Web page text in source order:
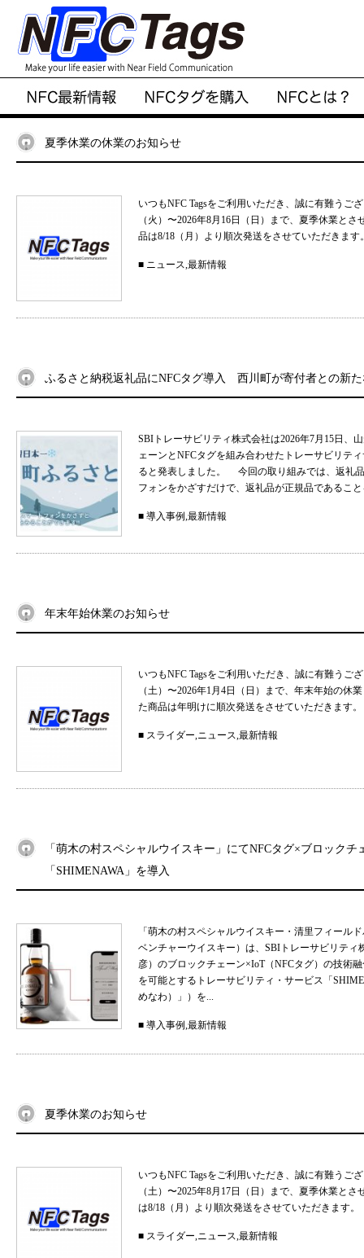
夏季休業の休業のお知らせ
いつもNFC Tagsをご利用いただき、誠に有難う
（火）〜2026年8月16日（日）まで、夏季休業と
品は8/18（月）より順次発送をさせていただきま
■ ニュース,最新情報
ふるさと納税返礼品にNFCタグ導入 西川町が寄付者との新
SBIトレーサビリティ株式会社は2026年7月15日、
ェーンとNFCタグを組み合わせたトレーサビリテ
ると発表しました。 今回の取り組みでは、返礼
フォンをかざすだけで、返礼品が正規品であるこ
■ 導入事例,最新情報
年末年始休業のお知らせ
いつもNFC Tagsをご利用いただき、誠に有難う
（土）〜2026年1月4日（日）まで、年末年始の
た商品は年明けに順次発送をさせていただきます
■ スライダー,ニュース,最新情報
「萌木の村スペシャルウイスキー」にてNFCタグ×ブロックチ
「SHIMENAWA」を導入
「萌木の村スペシャルウイスキー・清里フィール
ベンチャーウイスキー）は、SBIトレーサビリテ
彦）のブロックチェーン×IoT（NFCタグ）の技術
を可能とするトレーサビリティ・サービス「
めなわ）」）を...
■ 導入事例,最新情報
夏季休業のお知らせ
いつもNFC Tagsをご利用いただき、誠に有難う
（土）〜2025年8月17日（日）まで、夏季休業と
は8/18（月）より順次発送をさせていただきま
■ スライダー,ニュース,最新情報